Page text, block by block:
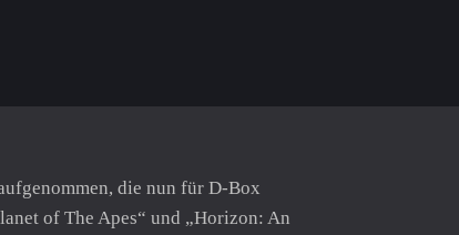
die nun für D-Box
of The Apes“ und „Horizon: An